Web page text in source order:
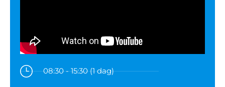
08:30 - 15:30 (1 dag)